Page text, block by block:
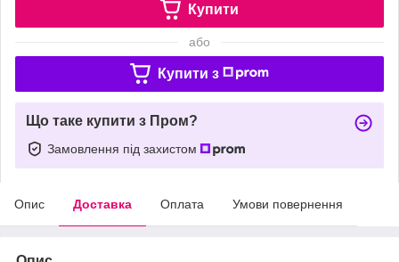
Купити
або
Купити з
Що таке купити з Пром?
Замовлення під захистом
Опис Доставка Оплата Умови повернення